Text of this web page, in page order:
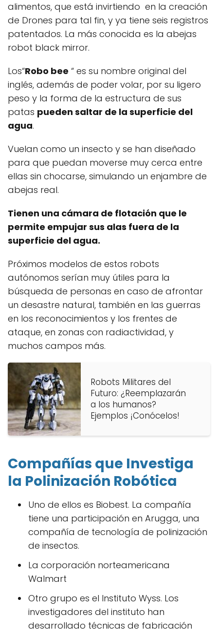
alimentos, que está invirtiendo en la creación
de Drones para tal fin, y ya tiene seis registros
patentados. La más conocida es la abejas
robot black mirror.
Los“Robo bee “ es su nombre original del
inglés, además de poder volar, por su ligero
peso y la forma de la estructura de sus
patas pueden saltar de la superficie del
agua.
Vuelan como un insecto y se han diseñado
para que puedan moverse muy cerca entre
ellas sin chocarse, simulando un enjambre de
abejas real.
Tienen una cámara de flotación que le
permite empujar sus alas fuera de la
superficie del agua.
Próximos modelos de estos robots
autónomos serían muy útiles para la
búsqueda de personas en caso de afrontar
un desastre natural, también en las guerras
en los reconocimientos y los frentes de
ataque, en zonas con radiactividad, y
muchos campos más.
Robots Militares del
Futuro: ¿Reemplazarán
a los humanos?
Ejemplos ¡Conócelos!
Compañías que Investiga
la Polinización Robótica
Uno de ellos es Biobest. La compañía
tiene una participación en Arugga, una
compañía de tecnología de polinización
de insectos.
La corporación norteamericana
Walmart
Otro grupo es el Instituto Wyss. Los
investigadores del instituto han
desarrollado técnicas de fabricación